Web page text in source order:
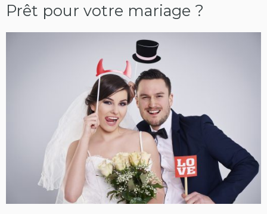
Prêt pour votre mariage ?